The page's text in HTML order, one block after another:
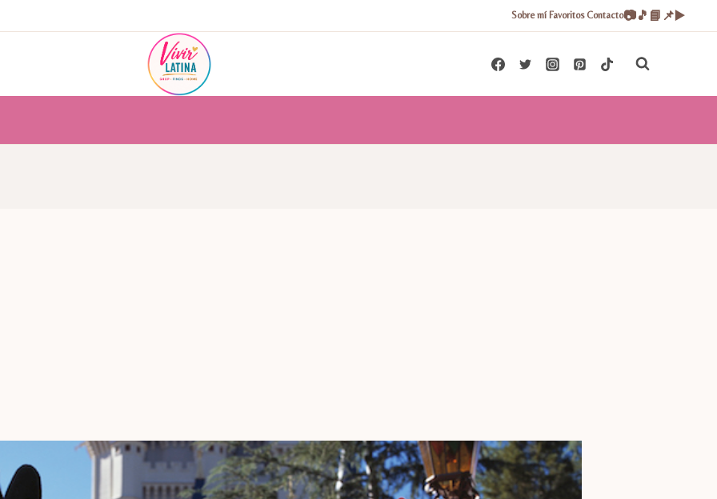
Sobre mí Favoritos Contacto📷🎵 📘 📌▶️